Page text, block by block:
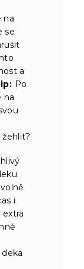
na
se
a
Po
na
i